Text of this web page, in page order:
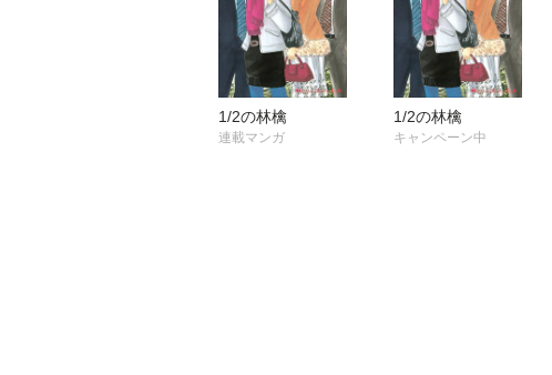
1/2の林檎
連載マンガ
1/2の林檎
キャンペーン中